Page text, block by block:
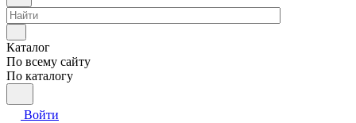
Каталог
По всему сайту
По каталогу
Войти